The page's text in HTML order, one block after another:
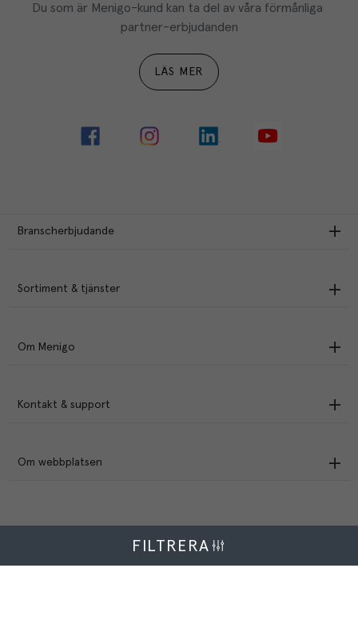
FILTRERA
Du som är Menigo-kund kan ta del av våra förmånliga
partner-erbjudanden
LÄS MER
Branscherbjudande
Sortiment & tjänster
Om Menigo
Kontakt & support
Om webbplatsen
Menigo Foodservice AB